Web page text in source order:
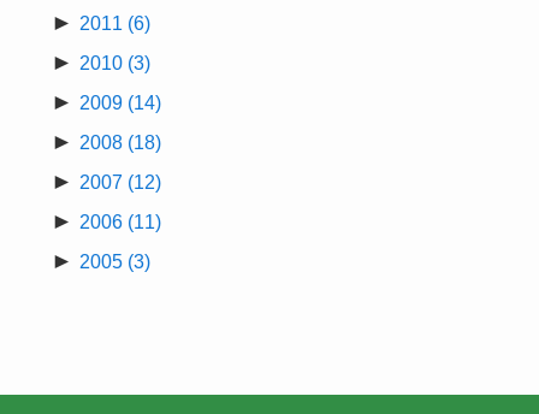
► 2011 (6)
► 2010 (3)
► 2009 (14)
► 2008 (18)
► 2007 (12)
► 2006 (11)
► 2005 (3)